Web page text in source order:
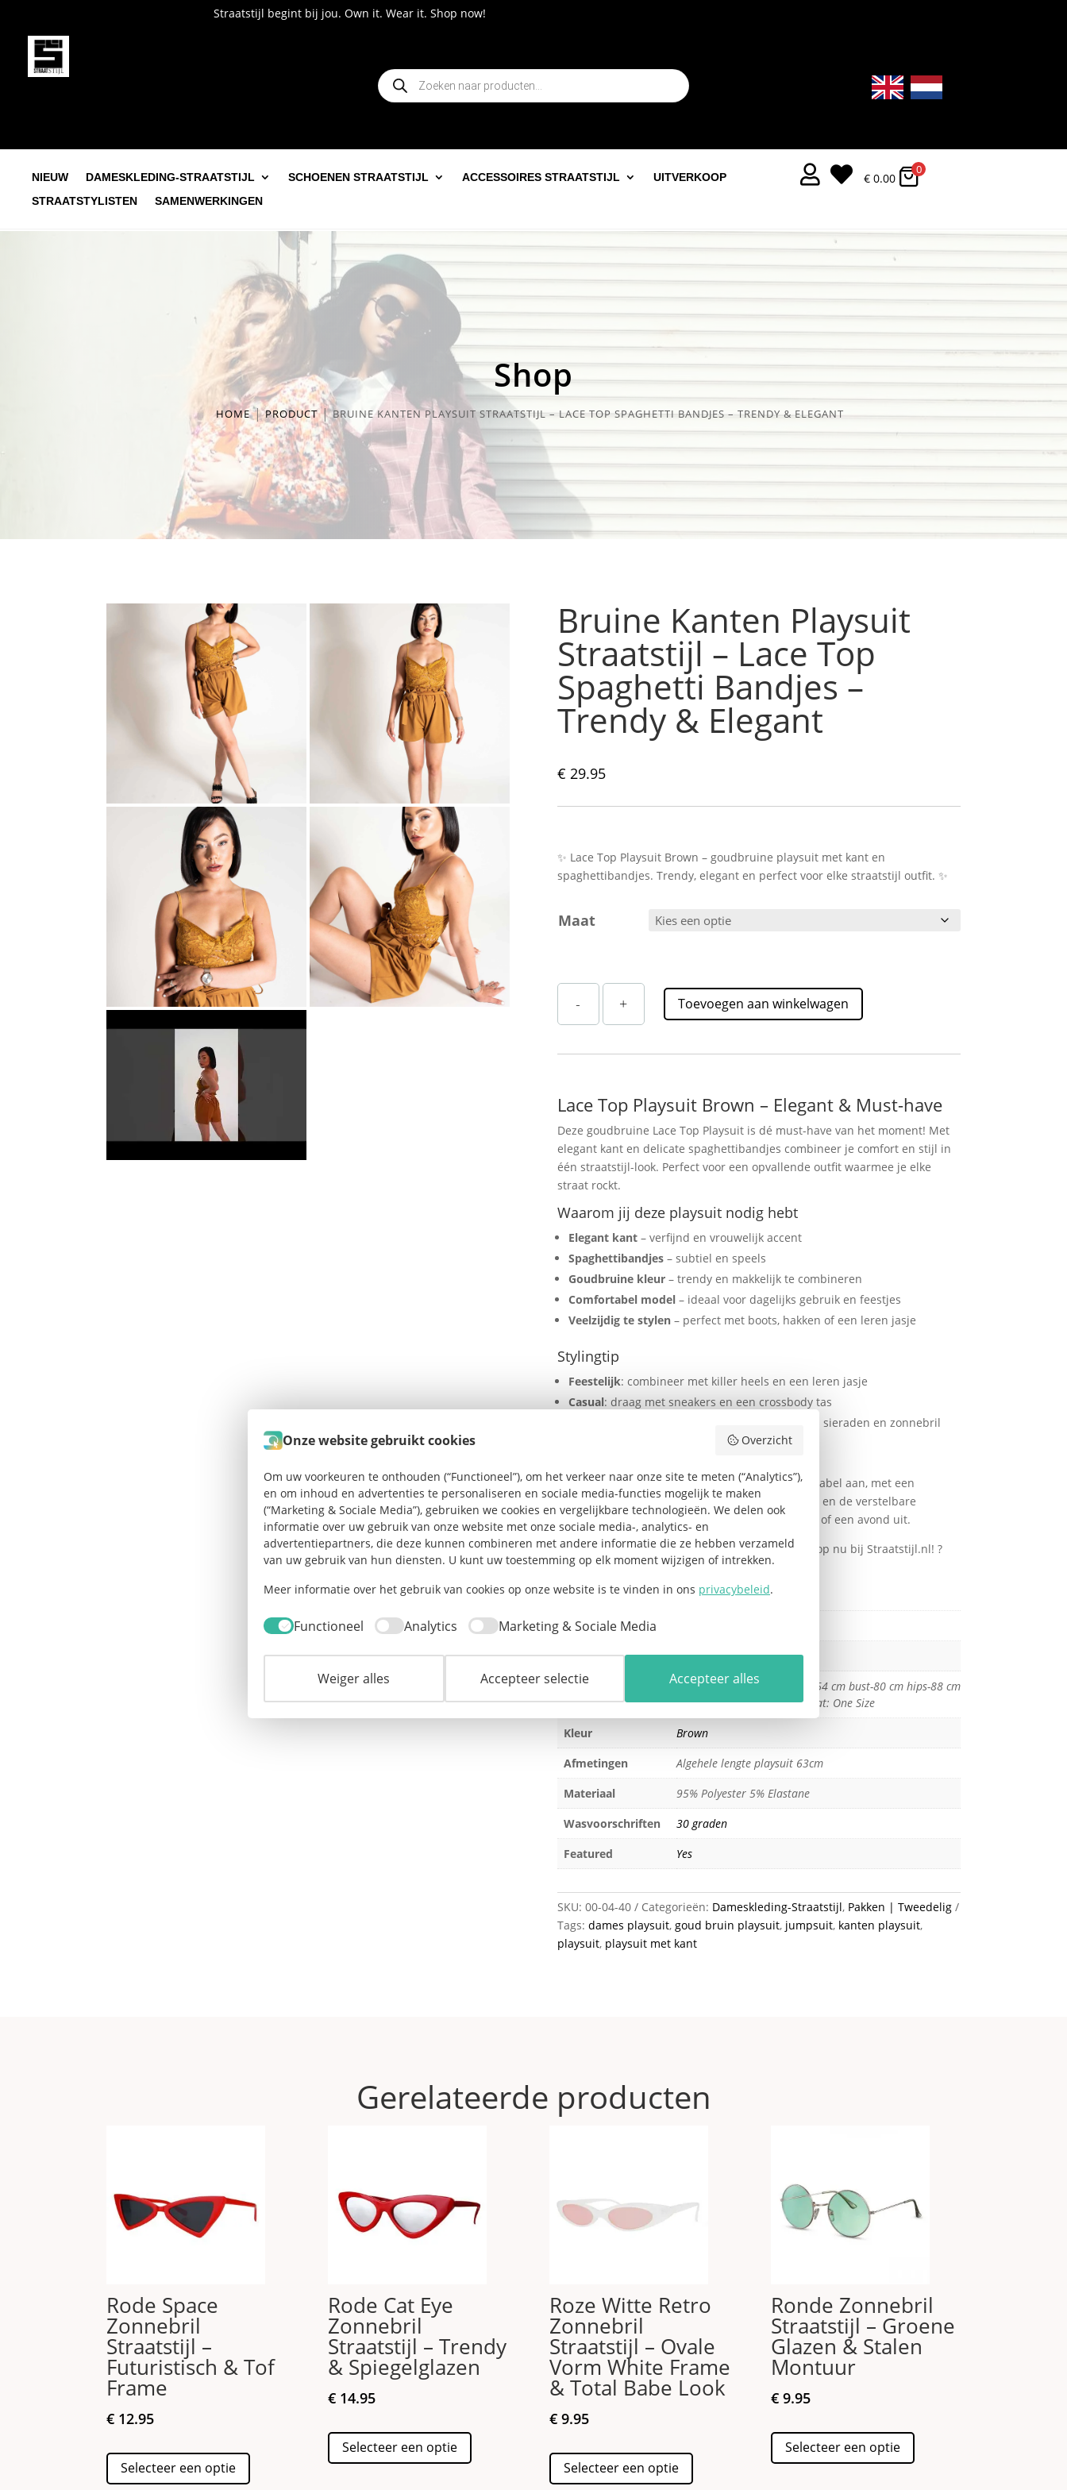
Straatstijl begint bij jou. Own it. Wear it. Shop now!
Producten
zoeken
NIEUW DAMESKLEDING-STRAATSTIJL SCHOENEN STRAATSTIJL ACCESSOIRES STRAATSTIJL
UITVERKOOP
STRAATSTYLISTEN
SAMENWERKINGEN
  € 0.00
0
Shop
HOME PRODUCT BRUINE KANTEN PLAYSUIT STRAATSTIJL – LACE TOP SPAGHETTI BANDJES – TRENDY & ELEGANT
Bruine Kanten Playsuit
Straatstijl – Lace Top
Spaghetti Bandjes –
Trendy & Elegant
€ 29.95
✨ Lace Top Playsuit Brown – goudbruine playsuit met kant en
spaghettibandjes. Trendy, elegant en perfect voor elke straatstijl outfit. ✨
Maat
-
Bruine
Kanten
Playsuit
Top
Spaghetti
Bandjes
–
Trendy
&
Elegant
+ Toevoegen aan winkelwagen
Lace Top Playsuit Brown – Elegant & Must-have
Deze goudbruine Lace Top Playsuit is dé must-have van het moment! Met
elegant kant en delicate spaghettibandjes combineer je comfort en stijl in
één straatstijl-look. Perfect voor een opvallende outfit waarmee je elke
straat rockt.
Waarom jij deze playsuit nodig hebt
Elegant kant– verfijnd en vrouwelijk accent
Spaghettibandjes– subtiel en speels
Goudbruine kleur– trendy en makkelijk te combineren
Comfortabel model– ideaal voor dagelijks gebruik en feestjes
Veelzijdig te stylen– perfect met boots, hakken of een leren jasje
Stylingtip
Feestelijk: combineer met killer heels en een leren jasje
Casual: draag met sneakers en een crossbody tas
: voeg accessoires toe zoals sieraden en zonnebril
De Lace Top Playsuit Brown voelt licht en comfortabel aan, met een
flatterende pasvorm dankzij het zachte materiaal en de verstelbare
spaghettibandjes. Ideaal voor een dag in de stad of een avond uit.
Must-have playsuit voor jouw straatstijl look – shop nu bij Straatstijl.nl! ?
Aanvullende informatie
Gewicht
Maat
One Size,XXL
Afmeting Foto model: waist-64 cm bust-80 cm hips-88 cm
length-161 cm ze draagt maat: One Size
Kleur
Brown
Afmetingen
Algehele lengte playsuit 63cm
Materiaal
95% Polyester 5% Elastane
Wasvoorschriften
30 graden
Featured
Yes
SKU: 00-04-40 Categorieën: Dameskleding-Straatstijl, Pakken | Tweedelig
Tags: dames playsuit, goud bruin playsuit, jumpsuit, kanten playsuit,
playsuit, playsuit met kant
Gerelateerde producten
Rode Space
Zonnebril
Straatstijl –
Futuristisch & Tof
Frame
€ 12.95
Selecteer een optie
Rode Cat Eye
Zonnebril
Straatstijl – Trendy
& Spiegelglazen
€ 14.95
Selecteer een optie
Roze Witte Retro
Zonnebril
Straatstijl – Ovale
Vorm White Frame
& Total Babe Look
€ 9.95
Selecteer een optie
Ronde Zonnebril
Straatstijl – Groene
Glazen & Stalen
Montuur
€ 9.95
Selecteer een optie
Onze website gebruikt cookies Overzicht
Om uw voorkeuren te onthouden (“Functioneel”), om het verkeer naar onze site te meten (“Analytics”),
en om inhoud en advertenties te personaliseren en sociale media-functies mogelijk te maken
(“Marketing & Sociale Media”), gebruiken we cookies en vergelijkbare technologieën. We delen ook
informatie over uw gebruik van onze website met onze sociale media-, analytics- en
advertentiepartners, die deze kunnen combineren met andere informatie die ze hebben verzameld
van uw gebruik van hun diensten. U kunt uw toestemming op elk moment wijzigen of intrekken.
Meer informatie over het gebruik van cookies op onze website is te vinden in ons privacybeleid.
Functioneel Analytics Marketing & Sociale Media
Weiger alles Accepteer selectie Accepteer alles